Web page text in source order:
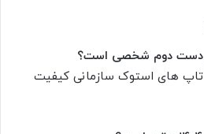
دست دوم شخصی است؟
تاپ های استوک سازمانی کیفیت